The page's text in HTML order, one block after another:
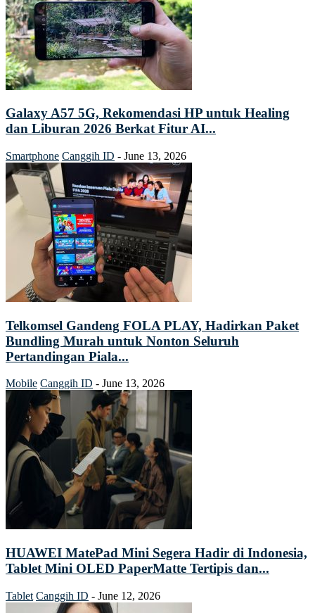
Galaxy A57 5G, Rekomendasi HP untuk Healing
dan Liburan 2026 Berkat Fitur AI...
Smartphone Canggih ID - June 13, 2026
Telkomsel Gandeng FOLA PLAY, Hadirkan Paket
Bundling Murah untuk Nonton Seluruh
Pertandingan Piala...
Mobile Canggih ID - June 13, 2026
HUAWEI MatePad Mini Segera Hadir di Indonesia,
Tablet Mini OLED PaperMatte Tertipis dan...
Tablet Canggih ID - June 12, 2026